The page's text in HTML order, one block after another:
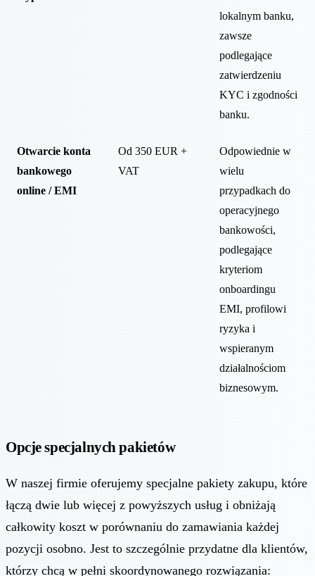
lokalnym banku,
zawsze
podlegające
zatwierdzeniu
KYC i zgodności
banku.
Otwarcie konta
bankowego
online / EMI
Od 350 EUR +
VAT
Odpowiednie w
wielu
przypadkach do
operacyjnego
bankowości,
podlegające
kryteriom
onboardingu
EMI, profilowi
ryzyka i
wspieranym
działalnościom
biznesowym.
Opcje specjalnych pakietów
W naszej firmie oferujemy specjalne pakiety zakupu, które
łączą dwie lub więcej z powyższych usług i obniżają
całkowity koszt w porównaniu do zamawiania każdej
pozycji osobno. Jest to szczególnie przydatne dla klientów,
którzy chcą w pełni skoordynowanego rozwiązania: